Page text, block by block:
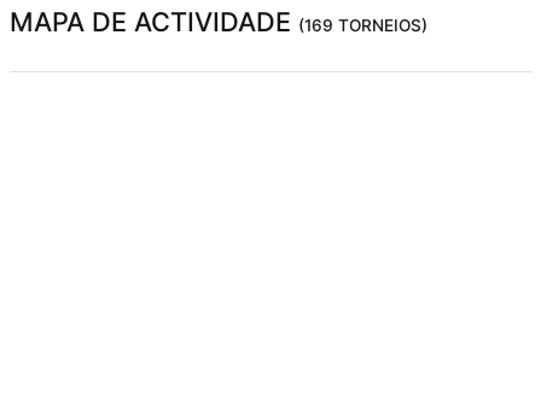
MAPA DE ACTIVIDADE (169 TORNEIOS)